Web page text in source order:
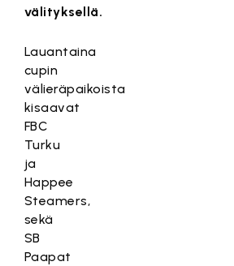
välityksellä.
Lauantaina
cupin
välieräpaikoista
kisaavat
FBC
Turku
ja
Happee
Steamers,
sekä
SB
Paapat